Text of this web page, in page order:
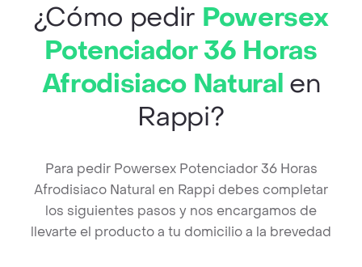
¿Cómo pedir Powersex
Potenciador 36 Horas
Afrodisiaco Natural en
Rappi?
Para pedir Powersex Potenciador 36 Horas
Afrodisiaco Natural en Rappi debes completar
los siguientes pasos y nos encargamos de
llevarte el producto a tu domicilio a la brevedad